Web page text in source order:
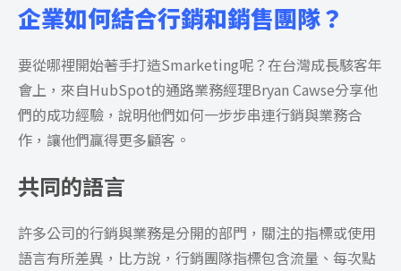
企業如何結合行銷和銷售團隊？
要從哪裡開始著手打造Smarketing呢？在台灣成長駭客年
會上，來自HubSpot的通路業務經理Bryan Cawse分享他
們的成功經驗，說明他們如何一步步串連行銷與業務合
作，讓他們贏得更多顧客。
共同的語言
許多公司的行銷與業務是分開的部門，關注的指標或使用
語言有所差異，比方說，行銷團隊指標包含流量、每次點